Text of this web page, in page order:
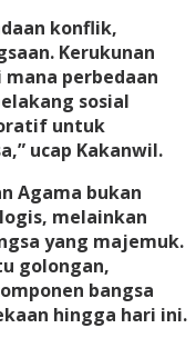
konflik,
Kerukunan
perbedaan
sosial
untuk
ucap Kakanwil.
Agama bukan
melainkan
yang majemuk.
golongan,
bangsa
hingga hari ini.